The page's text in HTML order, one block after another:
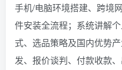
手机/电脑环境搭建、跨境
件安装全流程；系统讲解
式、选品策略及国内优势
发、报价谈判、付款收款